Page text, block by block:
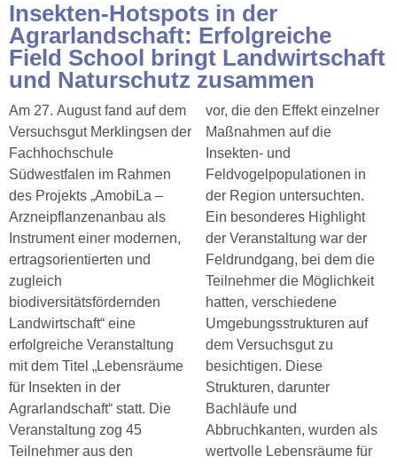
Insekten-Hotspots in der
Agrarlandschaft: Erfolgreiche
Field School bringt Landwirtschaft
und Naturschutz zusammen
Am 27. August fand auf dem
Versuchsgut Merklingsen der
Fachhochschule
Südwestfalen im Rahmen
des Projekts „AmobiLa –
Arzneipflanzenanbau als
Instrument einer modernen,
ertragsorientierten und
zugleich
biodiversitätsfördernden
Landwirtschaft“ eine
erfolgreiche Veranstaltung
mit dem Titel „Lebensräume
für Insekten in der
Agrarlandschaft“ statt. Die
Veranstaltung zog 45
Teilnehmer aus den
vor, die den Effekt einzelner
Maßnahmen auf die
Insekten- und
Feldvogelpopulationen in
der Region untersuchten.
Ein besonderes Highlight
der Veranstaltung war der
Feldrundgang, bei dem die
Teilnehmer die Möglichkeit
hatten, verschiedene
Umgebungsstrukturen auf
dem Versuchsgut zu
besichtigen. Diese
Strukturen, darunter
Bachläufe und
Abbruchkanten, wurden als
wertvolle Lebensräume für